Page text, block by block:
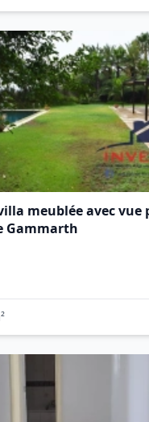
meublée avec vue
Gammarth